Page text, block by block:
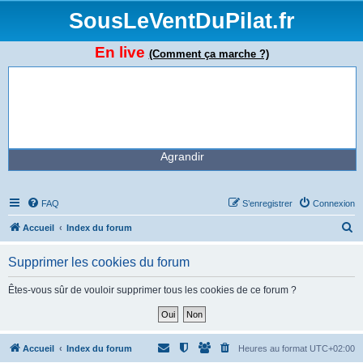
SousLeVentDuPilat.fr
En live (Comment ça marche ?)
Agrandir
FAQ Connexion
S’enregistrer
Accueil Index du forum
Supprimer les cookies du forum
Êtes-vous sûr de vouloir supprimer tous les cookies de ce forum ?
Accueil Index du forum Heures au format UTC+02:00